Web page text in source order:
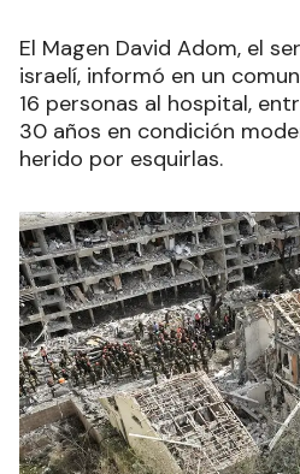
El Magen David Adom, el
israelí, informó en un
16 personas al hospital,
30 años en condición
herido por esquirlas.